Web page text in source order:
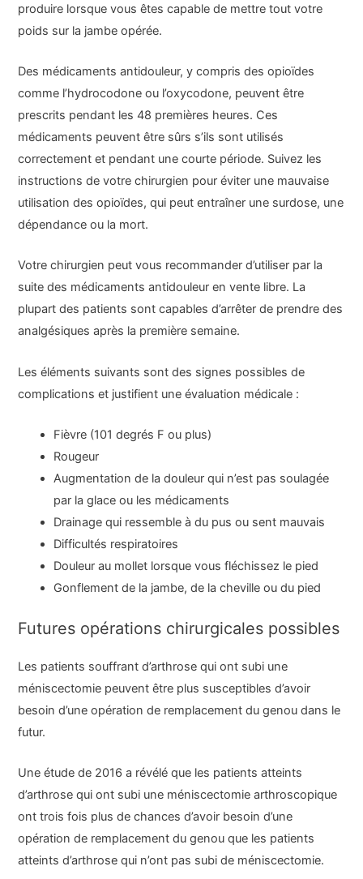
produire lorsque vous êtes capable de mettre tout votre
poids sur la jambe opérée.
Des médicaments antidouleur, y compris des opioïdes
comme l’hydrocodone ou l’oxycodone, peuvent être
prescrits pendant les 48 premières heures. Ces
médicaments peuvent être sûrs s’ils sont utilisés
correctement et pendant une courte période. Suivez les
instructions de votre chirurgien pour éviter une mauvaise
utilisation des opioïdes, qui peut entraîner une surdose, une
dépendance ou la mort.
Votre chirurgien peut vous recommander d’utiliser par la
suite des médicaments antidouleur en vente libre. La
plupart des patients sont capables d’arrêter de prendre des
analgésiques après la première semaine.
Les éléments suivants sont des signes possibles de
complications et justifient une évaluation médicale :
Fièvre (101 degrés F ou plus)
Rougeur
Augmentation de la douleur qui n’est pas soulagée
par la glace ou les médicaments
Drainage qui ressemble à du pus ou sent mauvais
Difficultés respiratoires
Douleur au mollet lorsque vous fléchissez le pied
Gonflement de la jambe, de la cheville ou du pied
Futures opérations chirurgicales possibles
Les patients souffrant d’arthrose qui ont subi une
méniscectomie peuvent être plus susceptibles d’avoir
besoin d’une opération de remplacement du genou dans le
futur.
Une étude de 2016 a révélé que les patients atteints
d’arthrose qui ont subi une méniscectomie arthroscopique
ont trois fois plus de chances d’avoir besoin d’une
opération de remplacement du genou que les patients
atteints d’arthrose qui n’ont pas subi de méniscectomie.